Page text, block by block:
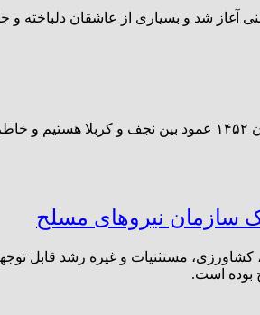
شد و بسیاری از عاشقان دلباخته و
رئیس مجلس با انتشار تصویری از پیاده روی اربعین در ۵ سال گذشته
مستثنیات و غیره رشد قابل